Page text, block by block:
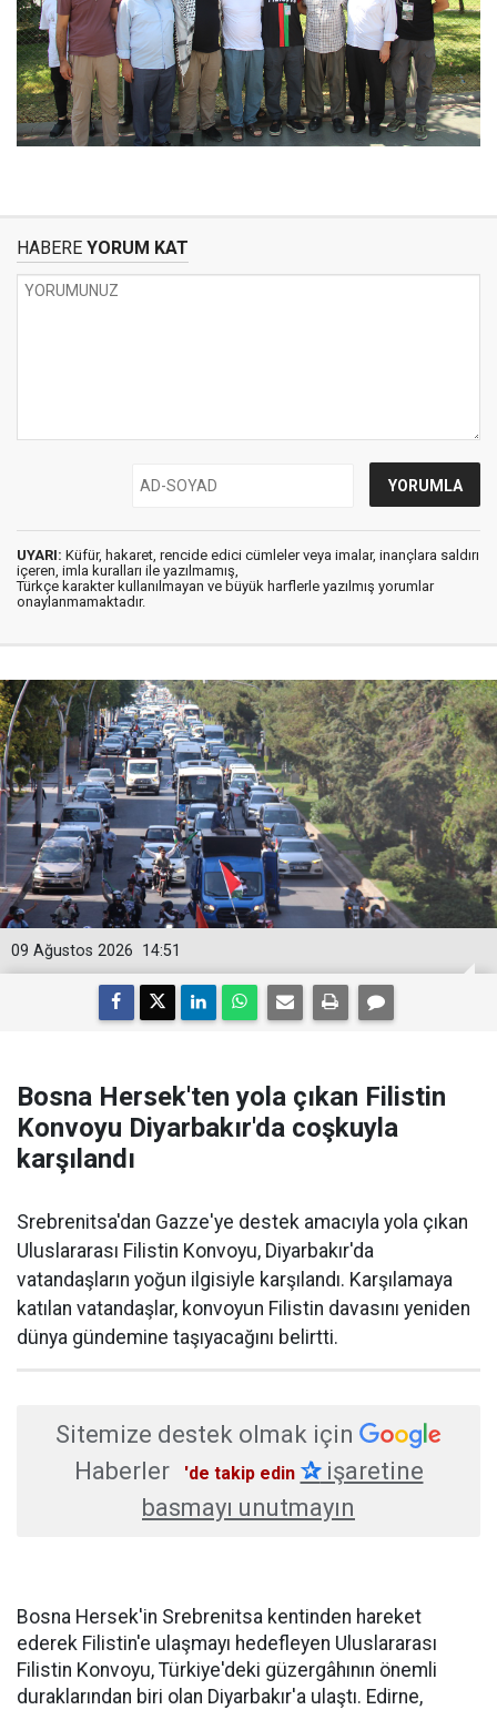
HABERE YORUM KAT
UYARI: Küfür, hakaret, rencide edici cümleler veya imalar, inançlara saldırı
içeren, imla kuralları ile yazılmamış,
Türkçe karakter kullanılmayan ve büyük harflerle yazılmış yorumlar
onaylanmamaktadır.
14:51
09 Ağustos 2026
Bosna Hersek'ten yola çıkan Filistin
Konvoyu Diyarbakır'da coşkuyla
karşılandı
Srebrenitsa'dan Gazze'ye destek amacıyla yola çıkan
Uluslararası Filistin Konvoyu, Diyarbakır'da
vatandaşların yoğun ilgisiyle karşılandı. Karşılamaya
katılan vatandaşlar, konvoyun Filistin davasını yeniden
dünya gündemine taşıyacağını belirtti.
Sitemize destek olmak için
Haberler
'de takip edin ✰işaretine
basmayı unutmayın
Bosna Hersek'in Srebrenitsa kentinden hareket
ederek Filistin'e ulaşmayı hedefleyen Uluslararası
Filistin Konvoyu, Türkiye'deki güzergâhının önemli
duraklarından biri olan Diyarbakır'a ulaştı. Edirne,